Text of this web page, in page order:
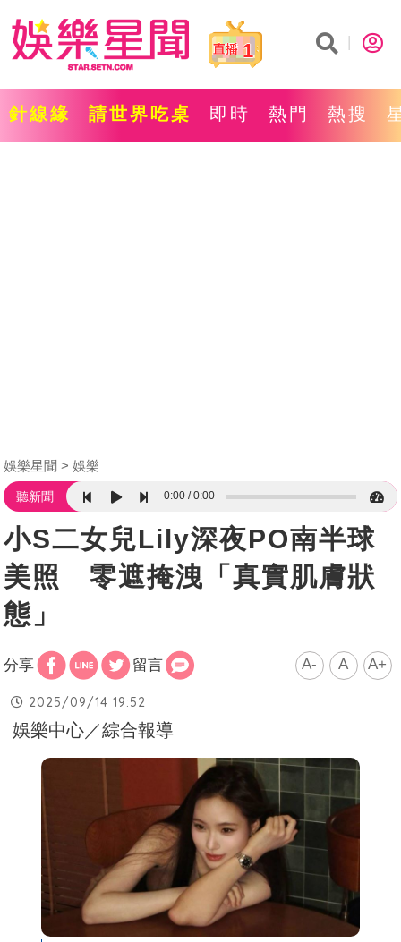
1
針線緣 請世界吃桌 即時 熱門 熱搜
娛樂星聞 娛樂
聽新聞 0:00 0:00
小S二女兒Lily深夜PO南半球
美照 零遮掩洩「真實肌膚狀
態」
分享 留言 A- A A+
2025/09/14 19:52
娛樂中心／綜合報導